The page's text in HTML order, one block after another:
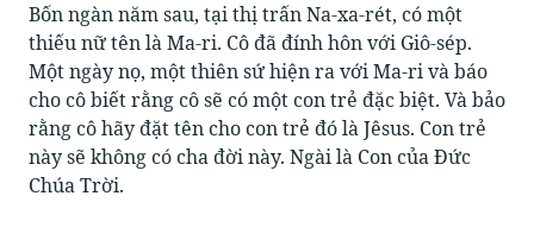
Bốn ngàn năm sau, tại thị trấn Na-xa-rét, có một
thiếu nữ tên là Ma-ri. Cô đã đính hôn với Giô-sép.
Một ngày nọ, một thiên sứ hiện ra với Ma-ri và báo
cho cô biết rằng cô sẽ có một con trẻ đặc biệt. Và bảo
rằng cô hãy đặt tên cho con trẻ đó là Jêsus. Con trẻ
này sẽ không có cha đời này. Ngài là Con của Đức
Chúa Trời.